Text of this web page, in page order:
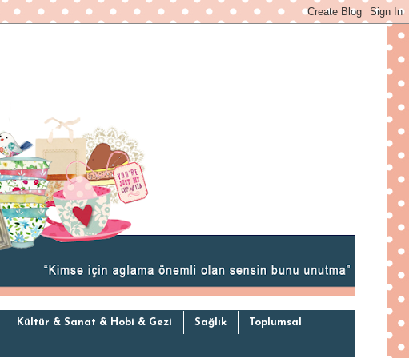
Kültür & Sanat & Hobi & Gezi Sağlık Toplumsal